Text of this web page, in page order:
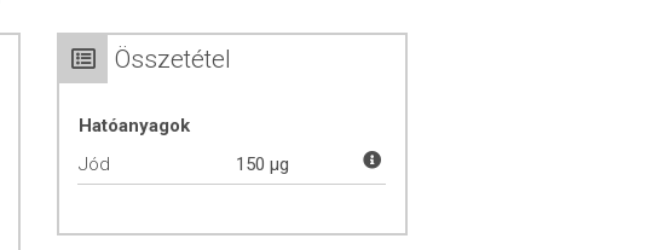
Összetétel
Hatóanyagok
Jód
150 µg